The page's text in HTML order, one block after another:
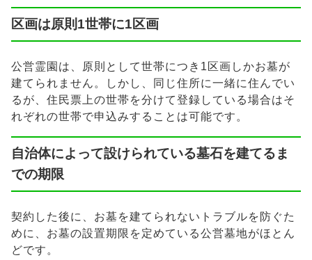
区画は原則1世帯に1区画
公営霊園は、原則として世帯につき1区画しかお墓が
建てられません。しかし、同じ住所に一緒に住んでい
るが、住民票上の世帯を分けて登録している場合はそ
れぞれの世帯で申込みすることは可能です。
自治体によって設けられている墓石を建てるま
での期限
契約した後に、お墓を建てられないトラブルを防ぐた
めに、お墓の設置期限を定めている公営墓地がほとん
どです。